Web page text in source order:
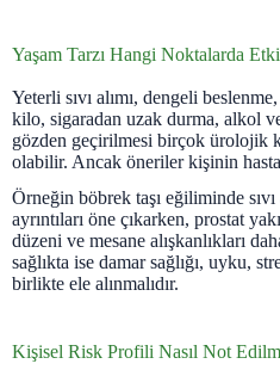
Yaşam Tarzı Hangi Noktalarda
Yeterli sıvı alımı, dengeli
kilo, sigaradan uzak durma, alkol
gözden geçirilmesi birçok ürolojik
olabilir. Ancak öneriler kişinin
Örneğin böbrek taşı eğiliminde sıvı
ayrıntıları öne çıkarken, prostat
düzeni ve mesane alışkanlıkları
sağlıkta ise damar sağlığı, uyku,
birlikte ele alınmalıdır.
Kişisel Risk Profili Nasıl Not